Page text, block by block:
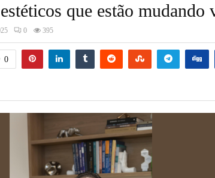
que estão mudando
0 395
0